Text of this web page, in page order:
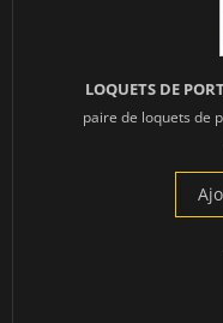
LOQUETS DE
paire de loquets de